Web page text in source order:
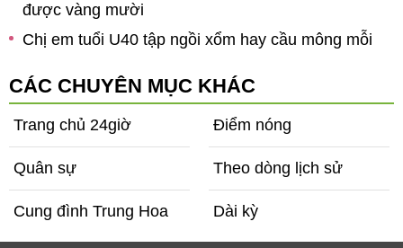
được vàng mười
Chị em tuổi U40 tập ngồi xổm hay cầu mông mỗi
CÁC CHUYÊN MỤC KHÁC
Trang chủ 24giờ Điểm nóng
Quân sự Theo dòng lịch sử
Cung đình Trung Hoa Dài kỳ